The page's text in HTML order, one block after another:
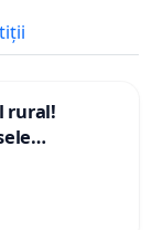
rural!